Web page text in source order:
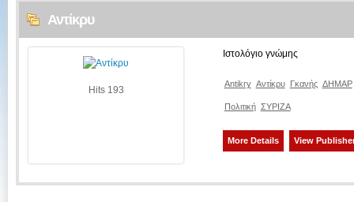
Αντίκρυ
Hits 193
Ιστολόγιο γνώμης
Antikry Αντίκρυ Γκανής ΔΗΜΑΡ
Πολιτική ΣΥΡΙΖΑ
More Details View